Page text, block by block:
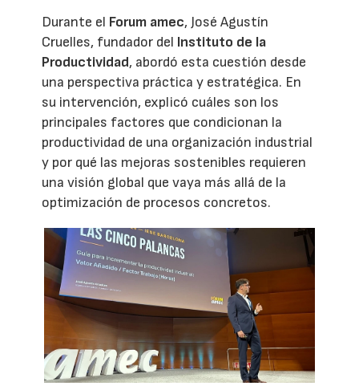
Durante el Forum amec, José Agustín
Cruelles, fundador del Instituto de la
Productividad, abordó esta cuestión desde
una perspectiva práctica y estratégica. En
su intervención, explicó cuáles son los
principales factores que condicionan la
productividad de una organización industrial
y por qué las mejoras sostenibles requieren
una visión global que vaya más allá de la
optimización de procesos concretos.